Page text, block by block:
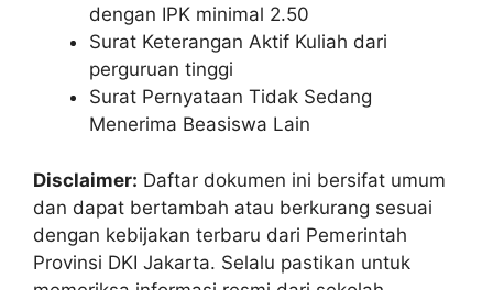
dengan IPK minimal 2.50
Surat Keterangan Aktif Kuliah dari
perguruan tinggi
Surat Pernyataan Tidak Sedang
Menerima Beasiswa Lain
Disclaimer: Daftar dokumen ini bersifat umum
dan dapat bertambah atau berkurang sesuai
dengan kebijakan terbaru dari Pemerintah
Provinsi DKI Jakarta. Selalu pastikan untuk